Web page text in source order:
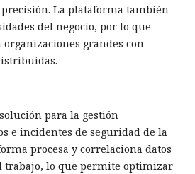
La plataforma también
del negocio, por lo que
grandes con
para la gestión
e incidentes de seguridad de la
procesa y correlaciona datos
trabajo, lo que permite optimizar